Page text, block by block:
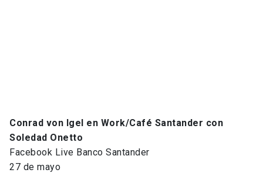
Conrad von Igel en Work/Café Santander con
Soledad Onetto
Facebook Live Banco Santander
27 de mayo